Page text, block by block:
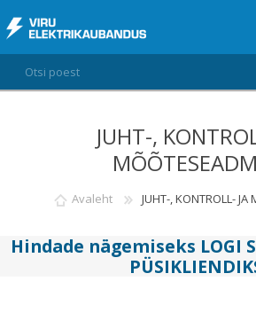
JUHT-,
Avaleht JUHT-, KONTROLL- JA
Hindade nägemiseks LOGI